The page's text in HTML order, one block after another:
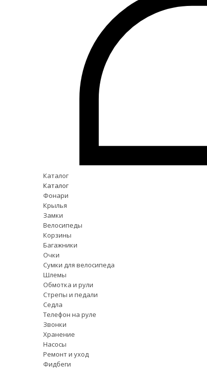
Каталог
Каталог
Фонари
Крылья
Замки
Велосипеды
Корзины
Багажники
Очки
Сумки для велосипеда
Шлемы
Обмотка и рули
Стрепы и педали
Седла
Телефон на руле
Звонки
Хранение
Насосы
Ремонт и уход
Фидбеги